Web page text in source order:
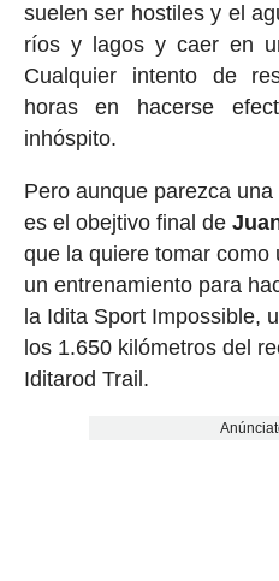
suelen ser hostiles y el
ríos y lagos y caer en
Cualquier intento de
horas en hacerse
inhóspito.
Pero aunque parezca
es el obejtivo final de
que la quiere tomar como
un entrenamiento para
la Idita Sport Impossible,
los 1.650 kilómetros del
Iditarod Trail.